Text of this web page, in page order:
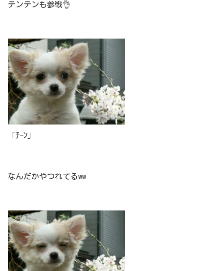
テンテンも参戦👌
「ﾁｰﾝ」
なんだかやつれてるww